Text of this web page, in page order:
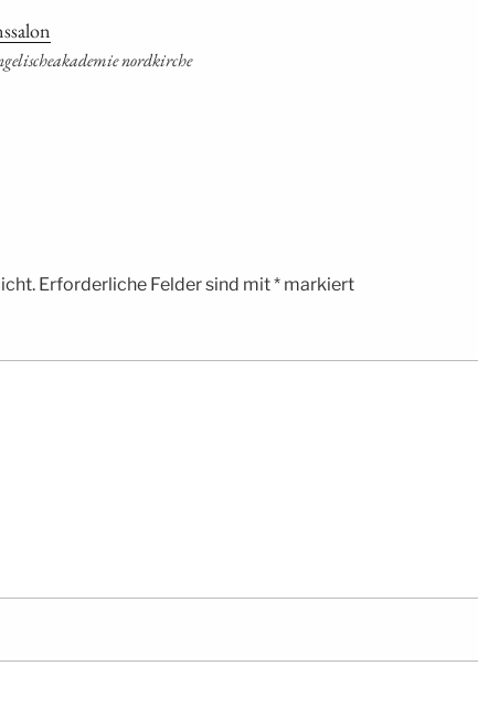
nordkirche
Erforderliche Felder sind mit* markiert